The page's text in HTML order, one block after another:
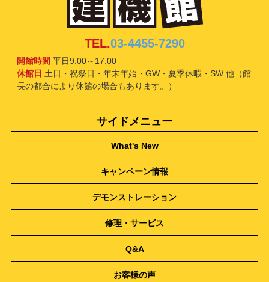
TEL.03-4455-7290
開館時間 平日9:00～17:00
休館日 土日・祝祭日・年末年始・GW・夏季休暇・SW 他（館
長の都合により休館の場合もあります。）
サイドメニュー
What's New
キャンペーン情報
デモンストレーション
修理・サービス
Q&A
お客様の声